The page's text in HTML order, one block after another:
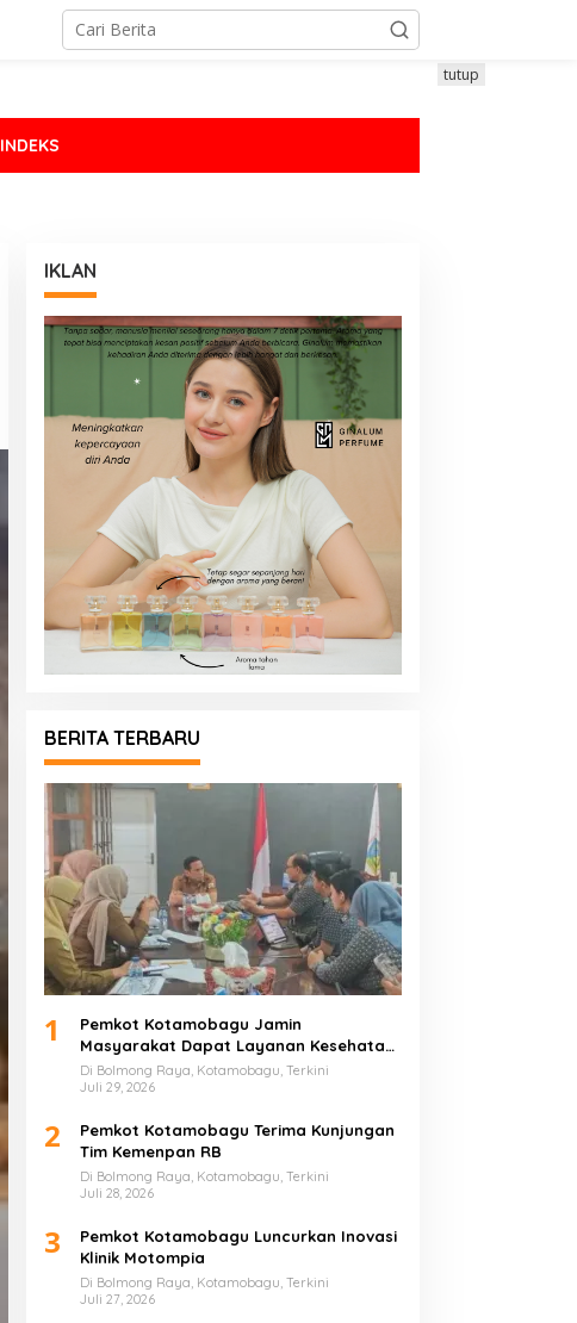
INDEKS
tutup
IKLAN
BERITA TERBARU
1
Pemkot Kotamobagu Jamin
Masyarakat Dapat Layanan Kesehatan
Gratis
Di Bolmong Raya, Kotamobagu, Terkini
Juli 29, 2026
2
Pemkot Kotamobagu Terima Kunjungan
Tim Kemenpan RB
Di Bolmong Raya, Kotamobagu, Terkini
Juli 28, 2026
3
Pemkot Kotamobagu Luncurkan Inovasi
Klinik Motompia
Di Bolmong Raya, Kotamobagu, Terkini
Juli 27, 2026